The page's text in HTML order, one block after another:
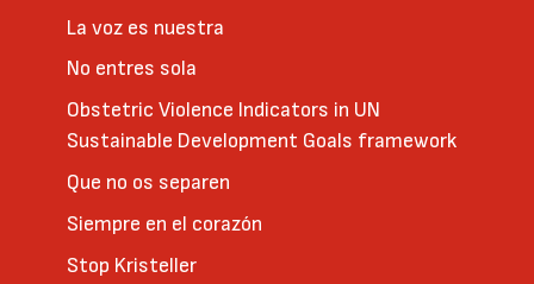
La voz es nuestra
No entres sola
Obstetric Violence Indicators in UN
Sustainable Development Goals framework
Que no os separen
Siempre en el corazón
Stop Kristeller